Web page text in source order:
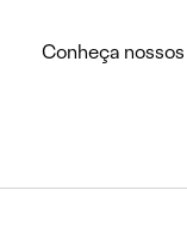
Conheça